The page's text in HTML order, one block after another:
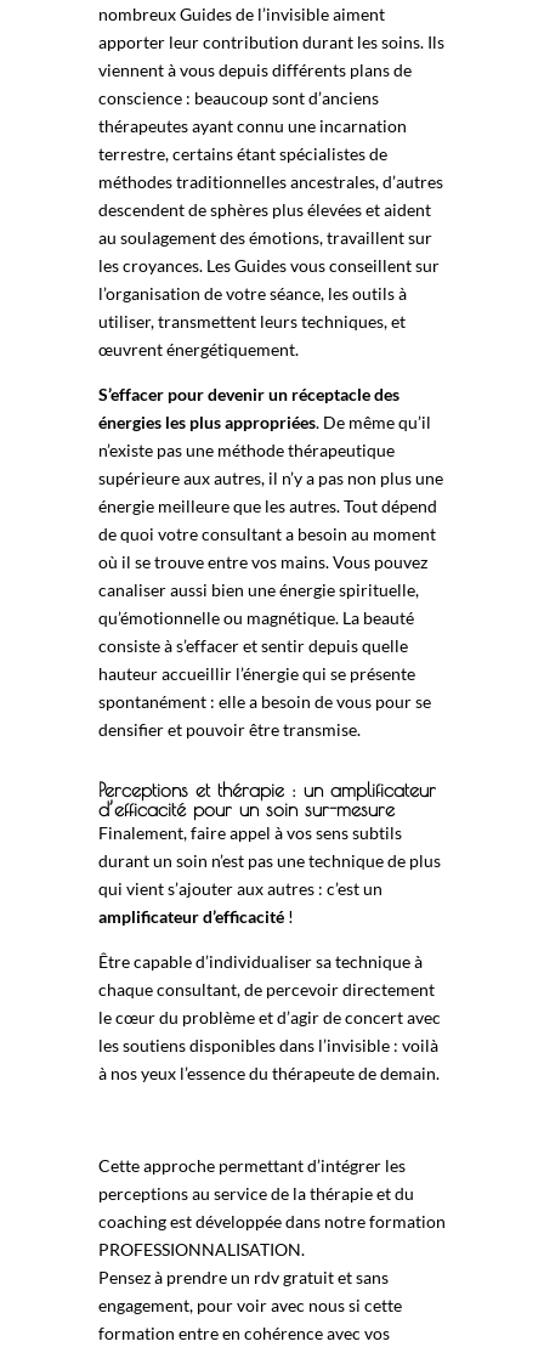
nombreux Guides de l’invisible aiment
apporter leur contribution durant les soins. Ils
viennent à vous depuis différents plans de
conscience : beaucoup sont d’anciens
thérapeutes ayant connu une incarnation
terrestre, certains étant spécialistes de
méthodes traditionnelles ancestrales, d’autres
descendent de sphères plus élevées et aident
au soulagement des émotions, travaillent sur
les croyances. Les Guides vous conseillent sur
l’organisation de votre séance, les outils à
utiliser, transmettent leurs techniques, et
œuvrent énergétiquement.
S’effacer pour devenir un réceptacle des
énergies les plus appropriées. De même qu’il
n’existe pas une méthode thérapeutique
supérieure aux autres, il n’y a pas non plus une
énergie meilleure que les autres. Tout dépend
de quoi votre consultant a besoin au moment
où il se trouve entre vos mains. Vous pouvez
canaliser aussi bien une énergie spirituelle,
qu’émotionnelle ou magnétique. La beauté
consiste à s’effacer et sentir depuis quelle
hauteur accueillir l’énergie qui se présente
spontanément : elle a besoin de vous pour se
densifier et pouvoir être transmise.
Perceptions et thérapie : un amplificateur
d’efficacité pour un soin sur-mesure
Finalement, faire appel à vos sens subtils
durant un soin n’est pas une technique de plus
qui vient s’ajouter aux autres : c’est un
amplificateur d’efficacité!
Être capable d’individualiser sa technique à
chaque consultant, de percevoir directement
le cœur du problème et d’agir de concert avec
les soutiens disponibles dans l’invisible : voilà
à nos yeux l’essence du thérapeute de demain.
Cette approche permettant d’intégrer les
perceptions au service de la thérapie et du
coaching est développée dans notreformation
PROFESSIONNALISATION.
Pensez à prendre un rdv gratuit et sans
engagement, pour voir avec nous si cette
formation entre en cohérence avec vos